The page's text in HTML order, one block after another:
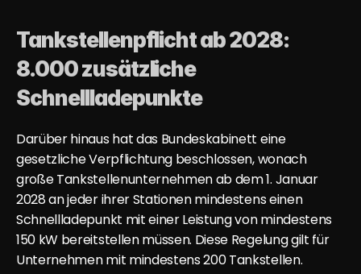
Tankstellenpflicht ab 2028:
8.000 zusätzliche
Schnellladepunkte
Darüber hinaus hat das Bundeskabinett eine
gesetzliche Verpflichtung beschlossen, wonach
große Tankstellenunternehmen ab dem 1. Januar
2028 an jeder ihrer Stationen mindestens einen
Schnellladepunkt mit einer Leistung von mindestens
150 kW bereitstellen müssen. Diese Regelung gilt für
Unternehmen mit mindestens 200 Tankstellen.